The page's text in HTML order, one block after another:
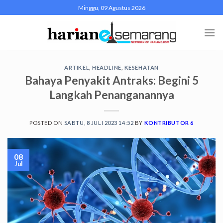
to
Minggu, 09 Agustus 2026
ARTIKEL ,HEADLINE KESEHATAN
Bahaya Penyakit Antraks: Begini 5
Langkah Penanganannya
POSTED ON SABTU, 8 JULI 2023 14:52 BY KONTRIBUTOR 6
08
Jul